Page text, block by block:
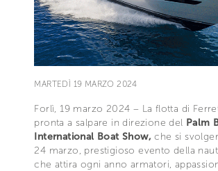
MARTEDÌ 19 MARZO 2024
Forlì, 19 marzo 2024 – La flotta di
pronta a salpare in direzione del Palm
International Boat Show,che si
24 marzo, prestigioso evento della
che attira ogni anno armatori,